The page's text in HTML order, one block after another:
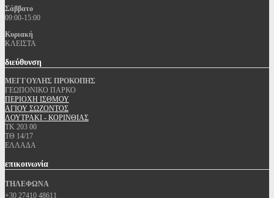
Σάββατο
09:00-15:00
Κυριακή
ΚΛΕΙΣΤΑ
διεύθυνση
ΜΕΓΓΟΥΛΗΣ ΠΡΟΚΟΠΗΣ
ΓΕΩΠΟΝΙΚΟ ΠΑΡΚΟ
ΠΕΡΙΟΧΗ ΙΣΘΜΟΥ
ΑΓΙΟΥ ΣΩΖΟΝΤΟΣ
ΛΟΥΤΡΑΚΙ - ΚΟΡΙΝΘΙΑΣ
ΤΚ 203 00
ΤΘ 14/17
ΕΛΛΑΔΑ
επικοινωνία
ΤΗΛΕΦΩΝΑ
+30 27410 48611